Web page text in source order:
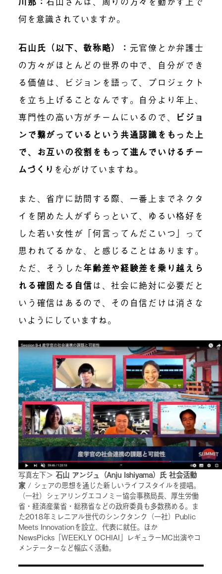
何を意識されていますか。
石山氏（以下、敬称略）： 元官僚とか弁護士
の方々がほとんどの世界の中で、自分ができ
る価値は、ビジョンを語って、プロジェクト
を立ち上げることなんです。自分より年上、
専門性の高い方がチームにいるので、
ビジョ
ンで繋がっているという共通認識をもった上
で、お互いの役割をもって進んでいけるチー
ムづくり を心がけていますね。
また、省庁に訪問する際、一番上までネクタ
イを閉めた人がずらっといて、ゆるい格好を
した若い女性が「何言ってんだこいつ」って
思われてるかな、と感じることはあります。
ただ、そうした年齢差や経験差を乗り越えら
れる確固たる自信は、社会に絶対に必要だと
いう確信はあるので、その自信だけは消さな
いようにしていますね。
写真左下＞石山 アンジュ（Anju Ishiyama）氏 社会活動
家 / シェアの思想を通じた新しいライフスタイルを提唱。
（一社）シェアリングエコノミー協会事務局長、厚生労働
省・経済産業省・総務省などの政府委員も多数務める。ま
た2018年ミレニアル世代のシンクタンク（一社）Public
Meets Innovationを設立、代表に就任。ほか
NewsPicks「WEEKLY OCHIAI」レギュラーMC出演やコ
メンテーターなど幅広く活動。